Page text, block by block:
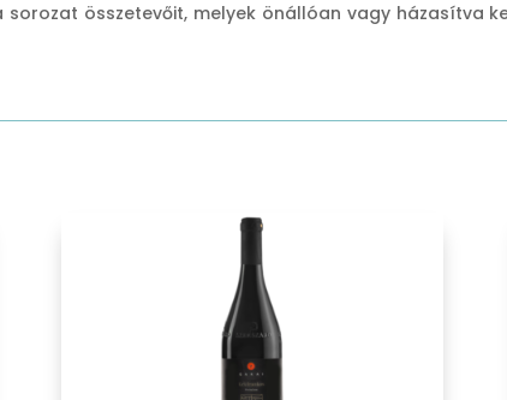
összetevőit, melyek önállóan vagy házasítva